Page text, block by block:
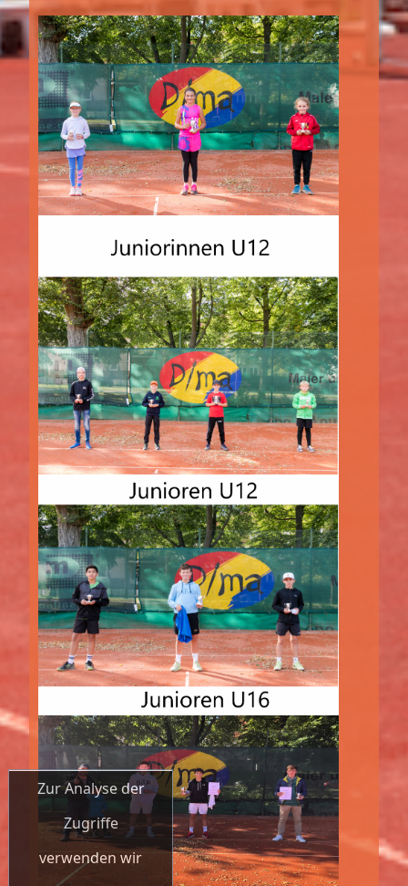
Zur Analyse der
Zugriffe
verwenden wir